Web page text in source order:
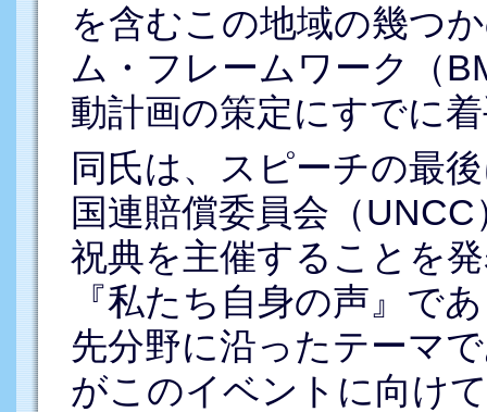
を含むこの地域の幾つ
ム・フレームワーク（
動計画の策定にすでに
同氏は、スピーチの最
国連賠償委員会（
祝典を主催することを
『私たち自身の声』で
先分野に沿ったテーマ
がこのイベントに向け